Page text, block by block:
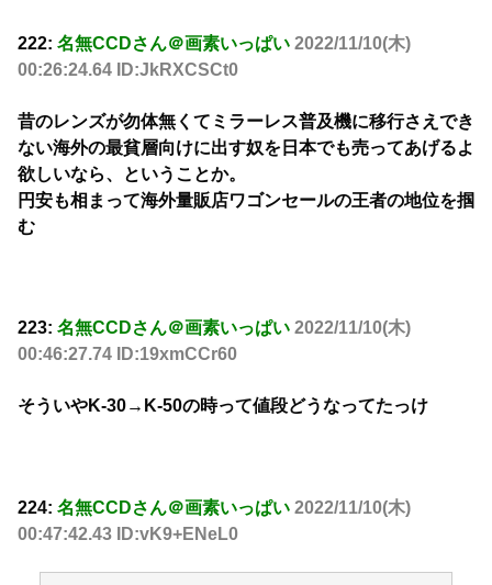
222: 名無CCDさん＠画素いっぱい 2022/11/10(木)
00:26:24.64 ID:JkRXCSCt0
昔のレンズが勿体無くてミラーレス普及機に移行さえでき
ない海外の最貧層向けに出す奴を日本でも売ってあげるよ
欲しいなら、ということか。
円安も相まって海外量販店ワゴンセールの王者の地位を掴
む
223: 名無CCDさん＠画素いっぱい 2022/11/10(木)
00:46:27.74 ID:19xmCCr60
そういやK-30→K-50の時って値段どうなってたっけ
224: 名無CCDさん＠画素いっぱい 2022/11/10(木)
00:47:42.43 ID:vK9+ENeL0